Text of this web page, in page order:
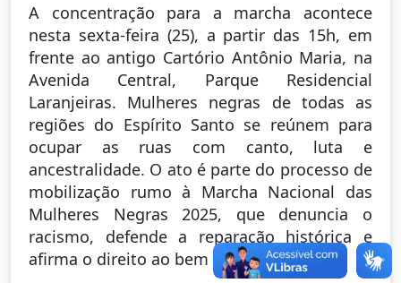
A concentração para a marcha acontece
nesta sexta-feira (25), a partir das 15h, em
frente ao antigo Cartório Antônio Maria, na
Avenida Central, Parque Residencial
Laranjeiras. Mulheres negras de todas as
regiões do Espírito Santo se reúnem para
ocupar as ruas com canto, luta e
ancestralidade. O ato é parte do processo de
mobilização rumo à Marcha Nacional das
Mulheres Negras 2025, que denuncia o
racismo, defende a reparação histórica e
afirma o direito ao bem viver.